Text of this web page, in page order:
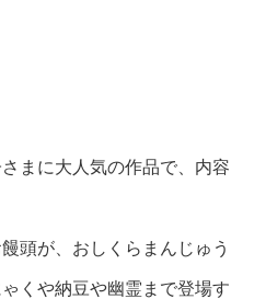
まに大人気の作品で、内容
頭が、おしくらまんじゅう
くや納豆や幽霊まで登場す